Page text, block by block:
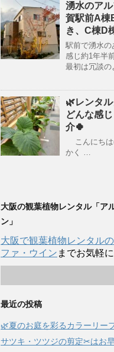
湧水のア
賀駅前A棟
き、C棟D
駅前で湧水の
感じ約1年半
最初は冗談
🌿レンタ
どんな感
介🍀
こんにちは
かく …
大阪の観葉植物レンタル「ア
ン」
大阪で観葉植物レンタル
ファ・ウイン までお気軽
最近の投稿
🌿夏のお庭を彩るカラーリー
サツキ・ツツジの剪定✂はお早